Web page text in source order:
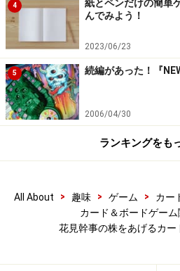
4
紙とペンだけの簡単
んでみよう！
2023/06/23
5 続編があった！『
2006/04/30
ランキングをも
All About > 趣味 > ゲーム > カー
カード＆ボードゲー
花見幹事の株をあげるカー